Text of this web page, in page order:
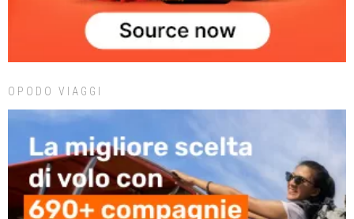
OPODO VIAGGI